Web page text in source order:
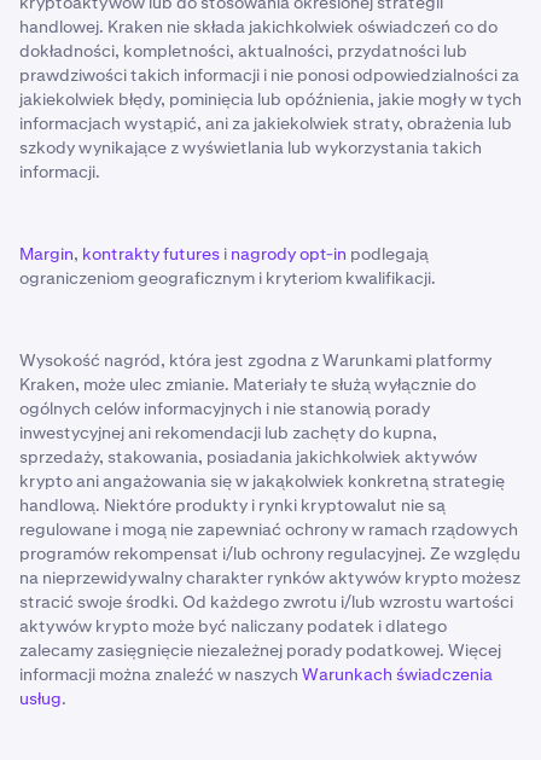
handlowej. Kraken nie składa jakichkolwiek oświadczeń co do
dokładności, kompletności, aktualności, przydatności lub
prawdziwości takich informacji i nie ponosi odpowiedzialności za
jakiekolwiek błędy, pominięcia lub opóźnienia, jakie mogły w tych
informacjach wystąpić, ani za jakiekolwiek straty, obrażenia lub
szkody wynikające z wyświetlania lub wykorzystania takich
informacji.
Margin, kontrakty futures i nagrody opt-in podlegają
ograniczeniom geograficznym i kryteriom kwalifikacji.
Wysokość nagród, która jest zgodna z Warunkami platformy
Kraken, może ulec zmianie. Materiały te służą wyłącznie do
ogólnych celów informacyjnych i nie stanowią porady
inwestycyjnej ani rekomendacji lub zachęty do kupna,
sprzedaży, stakowania, posiadania jakichkolwiek aktywów
krypto ani angażowania się w jakąkolwiek konkretną strategię
handlową. Niektóre produkty i rynki kryptowalut nie są
regulowane i mogą nie zapewniać ochrony w ramach rządowych
programów rekompensat i/lub ochrony regulacyjnej. Ze względu
na nieprzewidywalny charakter rynków aktywów krypto możesz
stracić swoje środki. Od każdego zwrotu i/lub wzrostu wartości
aktywów krypto może być naliczany podatek i dlatego
zalecamy zasięgnięcie niezależnej porady podatkowej. Więcej
informacji można znaleźć w naszych Warunkach świadczenia
usług.